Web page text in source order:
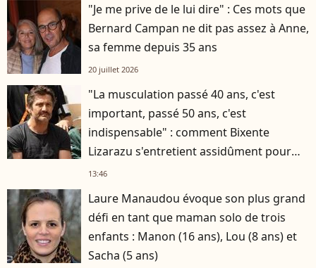
"Je me prive de le lui dire" : Ces mots que
Bernard Campan ne dit pas assez à Anne,
sa femme depuis 35 ans
20 juillet 2026
"La musculation passé 40 ans, c'est
important, passé 50 ans, c'est
indispensable" : comment Bixente
Lizarazu s'entretient assidûment pour
rester musclé à 56 ans ?
13:46
Laure Manaudou évoque son plus grand
défi en tant que maman solo de trois
enfants : Manon (16 ans), Lou (8 ans) et
Sacha (5 ans)